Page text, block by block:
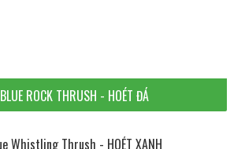
BLUE ROCK THRUSH - HOÉT ĐÁ